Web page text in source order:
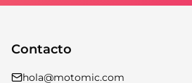
Contacto
hola@motomic.com